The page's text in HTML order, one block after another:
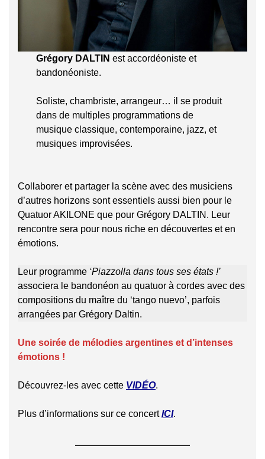
Grégory DALTINest accordéoniste et
bandonéoniste.
Soliste, chambriste, arrangeur… il se produit
dans de multiples programmations de
musique classique, contemporaine, jazz, et
musiques improvisées.
Collaborer et partager la scène avec des musiciens
d’autres horizons sont essentiels aussi bien pour le
Quatuor AKILONE que pour Grégory DALTIN. Leur
rencontre sera pour nous riche en découvertes et en
émotions.
Leur programme ‘Piazzolla dans tous ses états !’
associera le bandonéon au quatuor à cordes avec des
compositions du maître du ‘tango nuevo’, parfois
arrangées par Grégory Daltin.
Une soirée de mélodies argentines et d’intenses
émotions !
Découvrez-les avec cette VIDÉO.
Plus d’informations sur ce concertICI.